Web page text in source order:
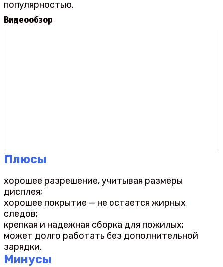
популярностью.
Видеообзор
Плюсы
хорошее разрешение, учитывая размеры
дисплея;
хорошее покрытие — не остается жирных
следов;
крепкая и надежная сборка для пожилых;
может долго работать без дополнительной
зарядки.
Минусы